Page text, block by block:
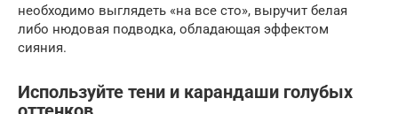
необходимо выглядеть «на все сто», выручит белая
либо нюдовая подводка, обладающая эффектом
сияния.
Используйте тени и карандаши голубых